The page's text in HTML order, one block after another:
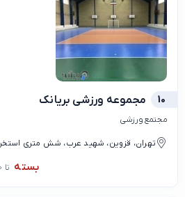
10 مجموعه ورزشی بریانک
مجتمع ورزشی
تهران، قزوین، شهید عرب، شش متری استخر
بسته تا 08:00